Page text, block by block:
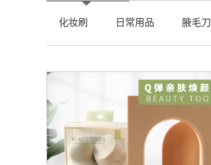
化妆刷 日常用品 腋毛刀